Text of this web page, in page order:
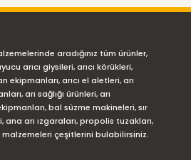
aradığınız tüm ürünler,
arıcı giysileri, arıcı körükleri,
arıcı el aletleri, arı
arı sağlığı ürünleri, arı
bal süzme makineleri, sır
ana arı ızgaraları, propolis tuzakları,
malzemeleri çeşitlerini bulabilirsiniz.